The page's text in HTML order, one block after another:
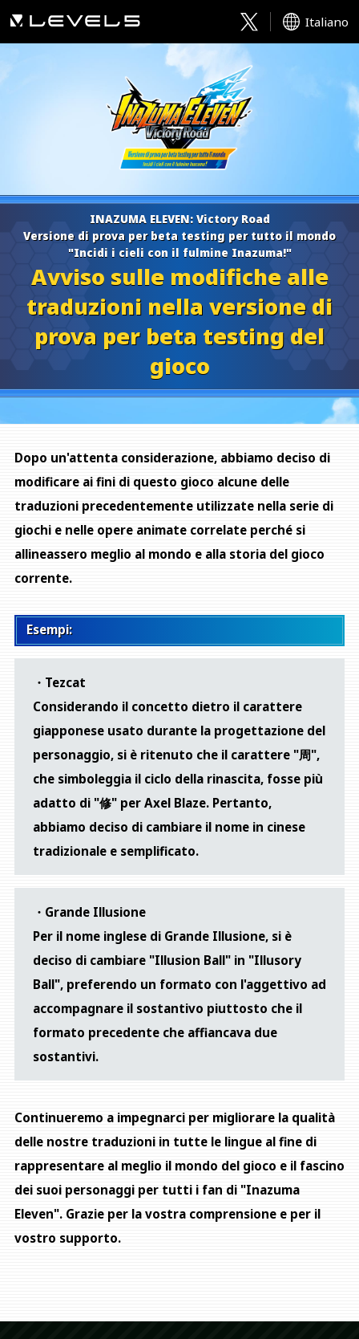
Italiano
INAZUMA ELEVEN: Victory Road
Versione di prova per beta testing per tutto il mondo
"Incidi i cieli con il fulmine Inazuma!"
Avviso sulle modifiche alle
traduzioni nella versione di
prova per beta testing del
gioco
Dopo un'attenta considerazione, abbiamo deciso di
modificare ai fini di questo gioco alcune delle
traduzioni precedentemente utilizzate nella serie di
giochi e nelle opere animate correlate perché si
allineassero meglio al mondo e alla storia del gioco
corrente.
Esempi:
・Tezcat
Considerando il concetto dietro il carattere
giapponese usato durante la progettazione del
personaggio, si è ritenuto che il carattere "周",
che simboleggia il ciclo della rinascita, fosse più
adatto di "修" per Axel Blaze. Pertanto,
abbiamo deciso di cambiare il nome in cinese
tradizionale e semplificato.
・Grande Illusione
Per il nome inglese di Grande Illusione, si è
deciso di cambiare "Illusion Ball" in "Illusory
Ball", preferendo un formato con l'aggettivo ad
accompagnare il sostantivo piuttosto che il
formato precedente che affiancava due
sostantivi.
Continueremo a impegnarci per migliorare la qualità
delle nostre traduzioni in tutte le lingue al fine di
rappresentare al meglio il mondo del gioco e il fascino
dei suoi personaggi per tutti i fan di "Inazuma
Eleven". Grazie per la vostra comprensione e per il
vostro supporto.